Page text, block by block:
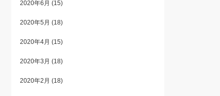
2020年6月 (15)
2020年5月 (18)
2020年4月 (15)
2020年3月 (18)
2020年2月 (18)